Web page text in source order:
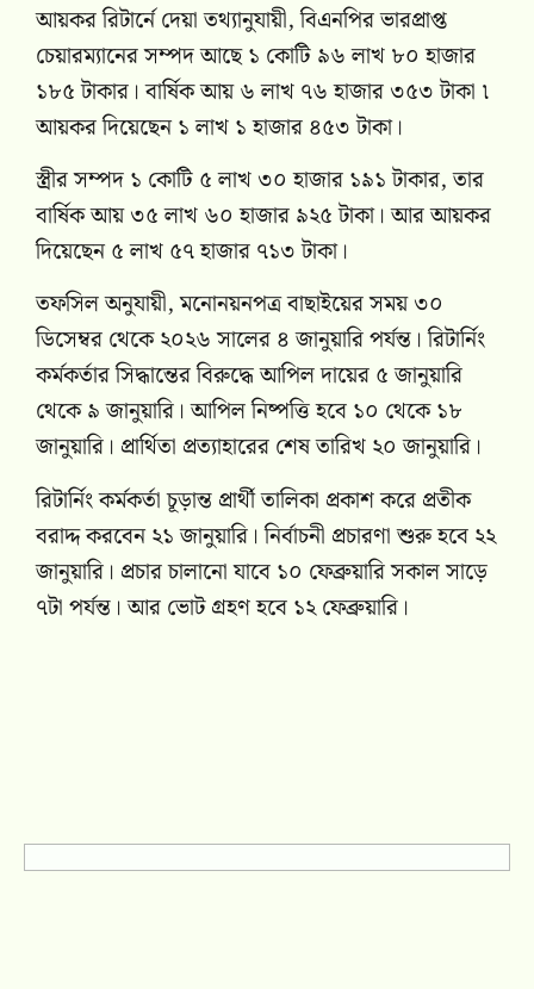
আয়কর রিটার্নে দেয়া তথ্যানুযায়ী, বিএনপির ভারপ্রাপ্ত
চেয়ারম্যানের সম্পদ আছে ১ কোটি ৯৬ লাখ ৮০ হাজার
১৮৫ টাকার। বার্ষিক আয় ৬ লাখ ৭৬ হাজার ৩৫৩ টাকা ৷
আয়কর দিয়েছেন ১ লাখ ১ হাজার ৪৫৩ টাকা।
স্ত্রীর সম্পদ ১ কোটি ৫ লাখ ৩০ হাজার ১৯১ টাকার, তার
বার্ষিক আয় ৩৫ লাখ ৬০ হাজার ৯২৫ টাকা। আর আয়কর
দিয়েছেন ৫ লাখ ৫৭ হাজার ৭১৩ টাকা।
তফসিল অনুযায়ী, মনোনয়নপত্র বাছাইয়ের সময় ৩০
ডিসেম্বর থেকে ২০২৬ সালের ৪ জানুয়ারি পর্যন্ত। রিটার্নিং
কর্মকর্তার সিদ্ধান্তের বিরুদ্ধে আপিল দায়ের ৫ জানুয়ারি
থেকে ৯ জানুয়ারি। আপিল নিষ্পত্তি হবে ১০ থেকে ১৮
জানুয়ারি। প্রার্থিতা প্রত্যাহারের শেষ তারিখ ২০ জানুয়ারি।
রিটার্নিং কর্মকর্তা চূড়ান্ত প্রার্থী তালিকা প্রকাশ করে প্রতীক
বরাদ্দ করবেন ২১ জানুয়ারি। নির্বাচনী প্রচারণা শুরু হবে ২২
জানুয়ারি। প্রচার চালানো যাবে ১০ ফেব্রুয়ারি সকাল সাড়ে
৭টা পর্যন্ত। আর ভোট গ্রহণ হবে ১২ ফেব্রুয়ারি।